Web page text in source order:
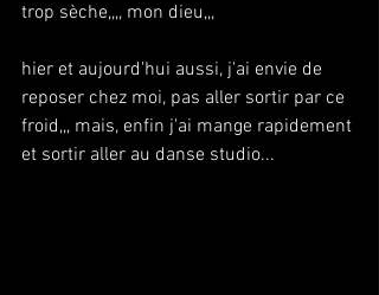
trop sèche,,,, mon dieu,,,
hier et aujourd'hui aussi, j'ai envie de
reposer chez moi, pas aller sortir par ce
froid,,, mais, enfin j'ai mange rapidement
et sortir aller au danse studio...